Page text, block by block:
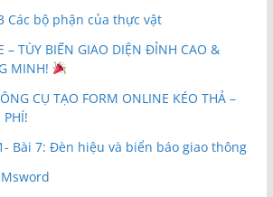
Các bộ phận của thực vật
– TÙY BIẾN GIAO DIỆN ĐỈNH CAO &
MINH!
CỤ TẠO FORM ONLINE KÉO THẢ –
Bài 7: Đèn hiệu và biển báo giao thông